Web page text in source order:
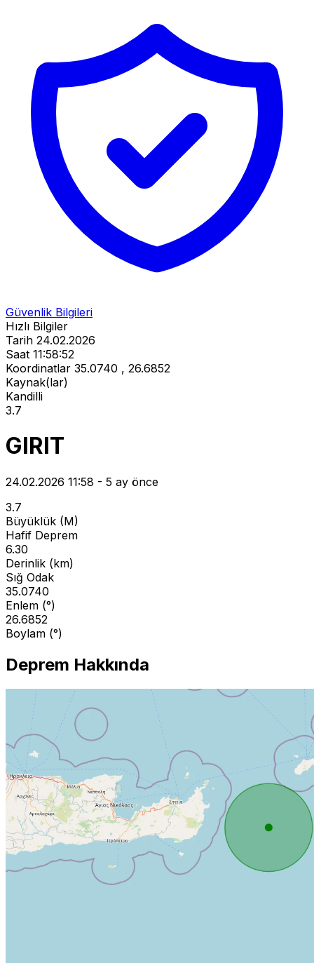
Güvenlik Bilgileri
Hızlı Bilgiler
Tarih 24.02.2026
Saat 11:58:52
Koordinatlar 35.0740 , 26.6852
Kaynak(lar)
Kandilli
3.7
GIRIT
24.02.2026 11:58 - 5 ay önce
3.7
Büyüklük (M)
Hafif Deprem
6.30
Derinlik (km)
Sığ Odak
35.0740
Enlem (°)
26.6852
Boylam (°)
Deprem Hakkında